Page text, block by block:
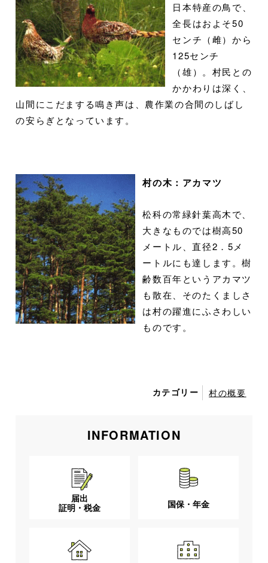
日本特産の鳥で、
全長はおよそ50
センチ（雌）から
125センチ
（雄）。村民との
かかわりは深く、
山間にこだまする鳴き声は、農作業の合間のしばし
の安らぎとなっています。
村の木：アカマツ
松科の常緑針葉高木で、
大きなものでは樹高50
メートル、直径2．5メ
ートルにも達します。樹
齢数百年というアカマツ
も散在、そのたくましさ
は村の躍進にふさわしい
ものです。
カテゴリー 村の概要
INFORMATION
届出
証明・税金
国保・年金